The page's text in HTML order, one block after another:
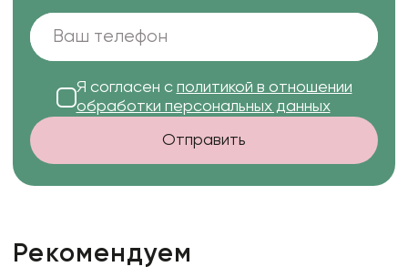
Я согласен с политикой в отношении
обработки персональных данных
Отправить
Рекомендуем